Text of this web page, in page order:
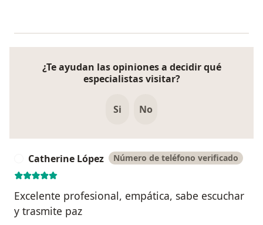
¿Te ayudan las opiniones a decidir qué
especialistas visitar?
Si No
Catherine López Número de teléfono verificado
Excelente profesional, empática, sabe escuchar
y trasmite paz